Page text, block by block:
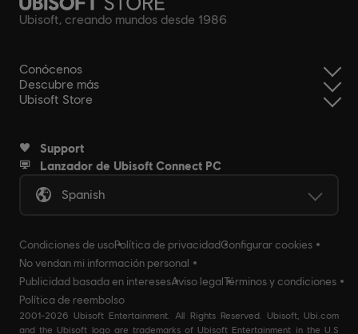
Ubisoft, creando mundos desde 1986
Conócenos
Descubre más
Ubisoft Store
Support
Lanzador de Ubisoft Connect PC
Spanish
Condiciones de usoPolítica de privacidadConfigurar cookies
No vendan mi información personal
Publicidad basada en interesesAviso legalTérminos y condiciones
Política de reembolso
2001-2026 Ubisoft Entertainment. All Rights Reserved. Ubisoft, Ubi.com
and the Ubisoft logo are trademarks of Ubisoft Entertainment in the U.S